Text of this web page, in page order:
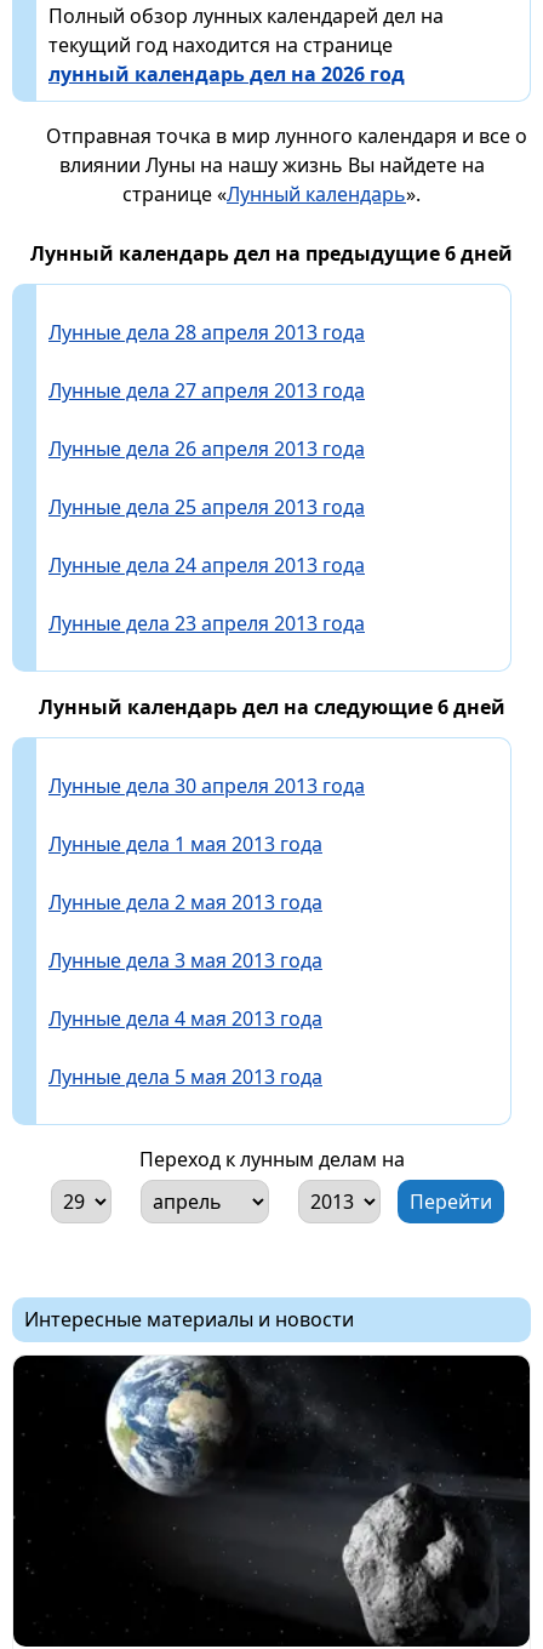
Полный обзор лунных календарей дел на
текущий год находится на странице
лунный календарь дел на 2026 год
Отправная точка в мир лунного календаря и все о
влиянии Луны на нашу жизнь Вы найдете на
странице «Лунный календарь».
Лунный календарь дел на предыдущие 6 дней
Лунные дела 28 апреля 2013 года
Лунные дела 27 апреля 2013 года
Лунные дела 26 апреля 2013 года
Лунные дела 25 апреля 2013 года
Лунные дела 24 апреля 2013 года
Лунные дела 23 апреля 2013 года
Лунный календарь дел на следующие 6 дней
Лунные дела 30 апреля 2013 года
Лунные дела 1 мая 2013 года
Лунные дела 2 мая 2013 года
Лунные дела 3 мая 2013 года
Лунные дела 4 мая 2013 года
Лунные дела 5 мая 2013 года
Переход к лунным делам на
Интересные материалы и новости